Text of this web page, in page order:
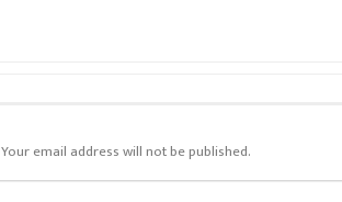
Your email address will not be published.